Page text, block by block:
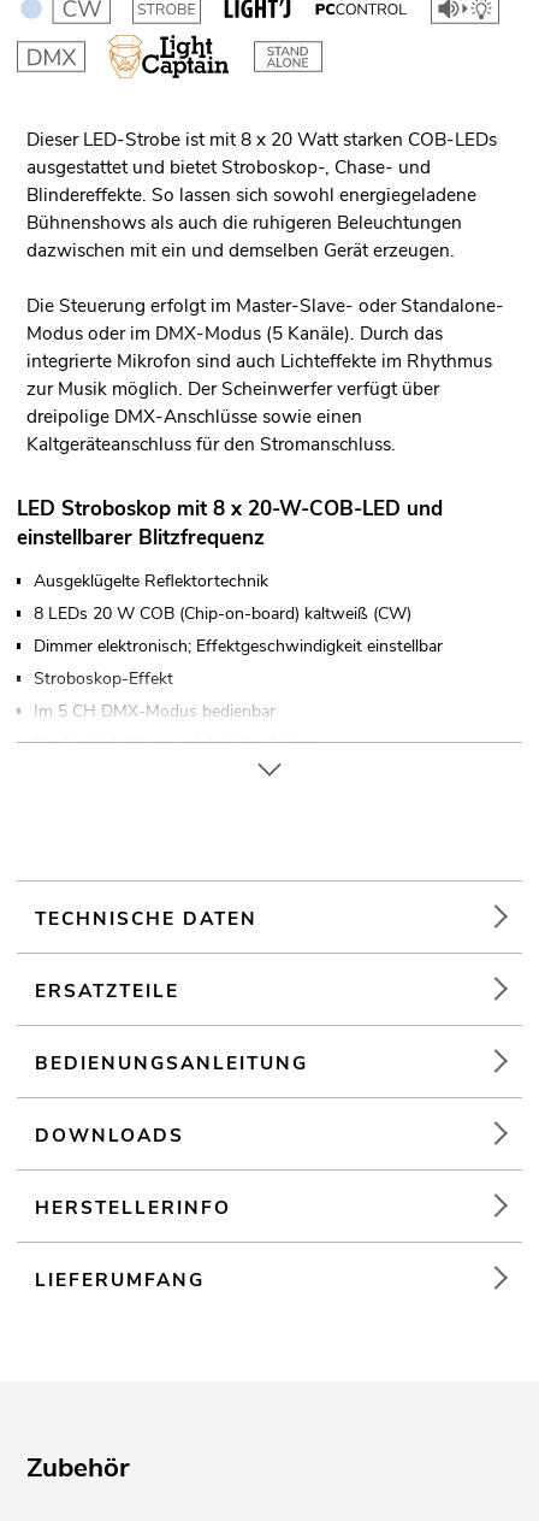
Dieser LED-Strobe ist mit 8 x 20 Watt starken COB-LEDs
ausgestattet und bietet Stroboskop-, Chase- und
Blindereffekte. So lassen sich sowohl energiegeladene
Bühnenshows als auch die ruhigeren Beleuchtungen
dazwischen mit ein und demselben Gerät erzeugen.
Die Steuerung erfolgt im Master-Slave- oder Standalone-
Modus oder im DMX-Modus (5 Kanäle). Durch das
integrierte Mikrofon sind auch Lichteffekte im Rhythmus
zur Musik möglich. Der Scheinwerfer verfügt über
dreipolige DMX-Anschlüsse sowie einen
Kaltgeräteanschluss für den Stromanschluss.
LED Stroboskop mit 8 x 20-W-COB-LED und
einstellbarer Blitzfrequenz
Ausgeklügelte Reflektortechnik
8 LEDs 20 W COB (Chip-on-board) kaltweiß (CW)
Dimmer elektronisch; Effektgeschwindigkeit einstellbar
Stroboskop-Effekt
Im 5 CH DMX-Modus bedienbar
Die Gerätekühlung erfolgt über Lüfter
Ansteuerbar über Stand-alone; DMX; Musiksteuerung über
Mobile DJs / Alleinunterhalter; Bühne
Sehr leiser Betrieb
Einsatzmöglichkeit: Fliegend; auf Stativ
TECHNISCHE DATEN
ERSATZTEILE
BEDIENUNGSANLEITUNG
DOWNLOADS
HERSTELLERINFO
LIEFERUMFANG
Zubehör